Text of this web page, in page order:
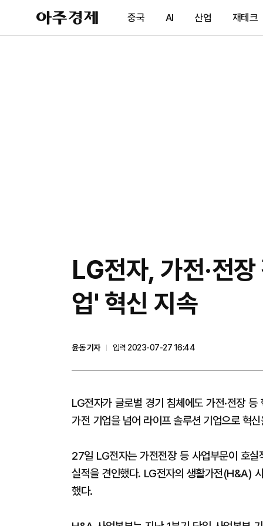
아
주
제
중국 AI 산업 재테크
LG전자, 가전·전
업' 혁신 지속
윤동 기자 입력 2023-07-27 16:44
LG전자가 글로벌 경기 침체에도 가전·전장
가전 기업을 넘어 라이프 솔루션 기업으로 혁
27일 LG전자는 가전전장 등 사업부문이 호
실적을 견인했다. LG전자의 생활가전(H&A)
했다.